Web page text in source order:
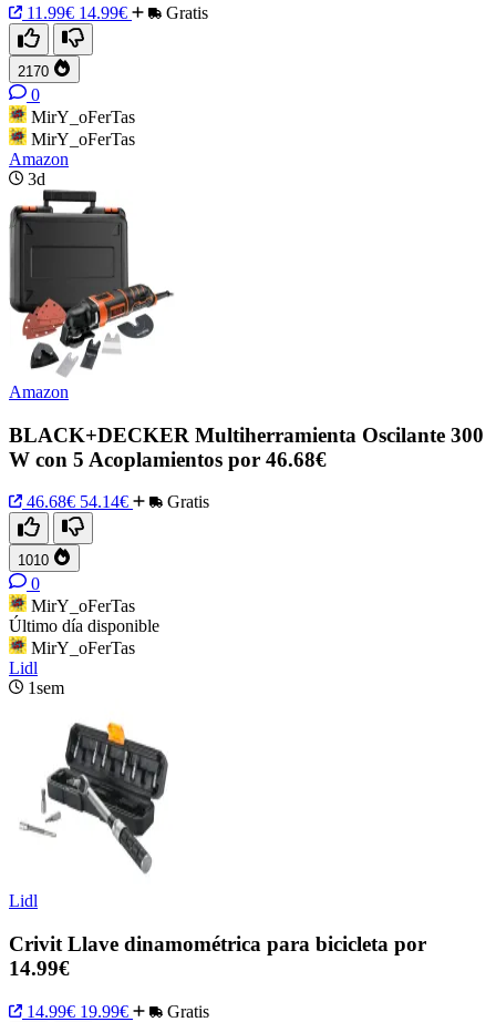
11.99€ 14.99€ Gratis
2170
0
MirY_oFerTas
MirY_oFerTas
Amazon
3d
Amazon
BLACK+DECKER Multiherramienta Oscilante 300
W con 5 Acoplamientos por 46.68€
46.68€ 54.14€ Gratis
1010
0
MirY_oFerTas
Último día disponible
MirY_oFerTas
Lidl
1sem
Lidl
Crivit Llave dinamométrica para bicicleta por
14.99€
14.99€ 19.99€ Gratis